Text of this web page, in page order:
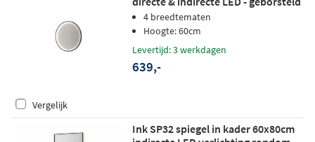
metal black
4 breedtematen
Hoogte: 60cm
Levertijd: 3 werkdagen
639,-
Vergelijk
Ink SP32 spiegel in kader 60x80cm